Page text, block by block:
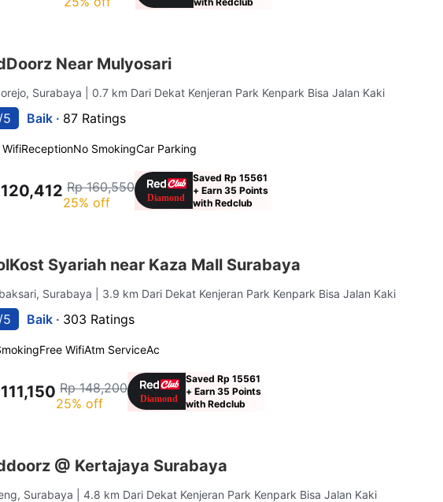
Near Mulyosari
Surabaya | 0.7 km Dari Dekat Kenjeran Park Kenpark Bisa Jalan Kaki
5 Baik · 87 Ratings
WifiReceptionNo SmokingCar Parking
Rp 160,550
25% off
Saved Rp 15561
+ Earn 35 Points
with Redclub
Syariah near Kaza Mall Surabaya
Surabaya | 3.9 km Dari Dekat Kenjeran Park Kenpark Bisa Jalan Kaki
5 Baik · 303 Ratings
Free WifiAtm ServiceAc
Rp 148,200
25% off
Saved Rp 15561
+ Earn 35 Points
with Redclub
@ Kertajaya Surabaya
Surabaya | 4.8 km Dari Dekat Kenjeran Park Kenpark Bisa Jalan Kaki